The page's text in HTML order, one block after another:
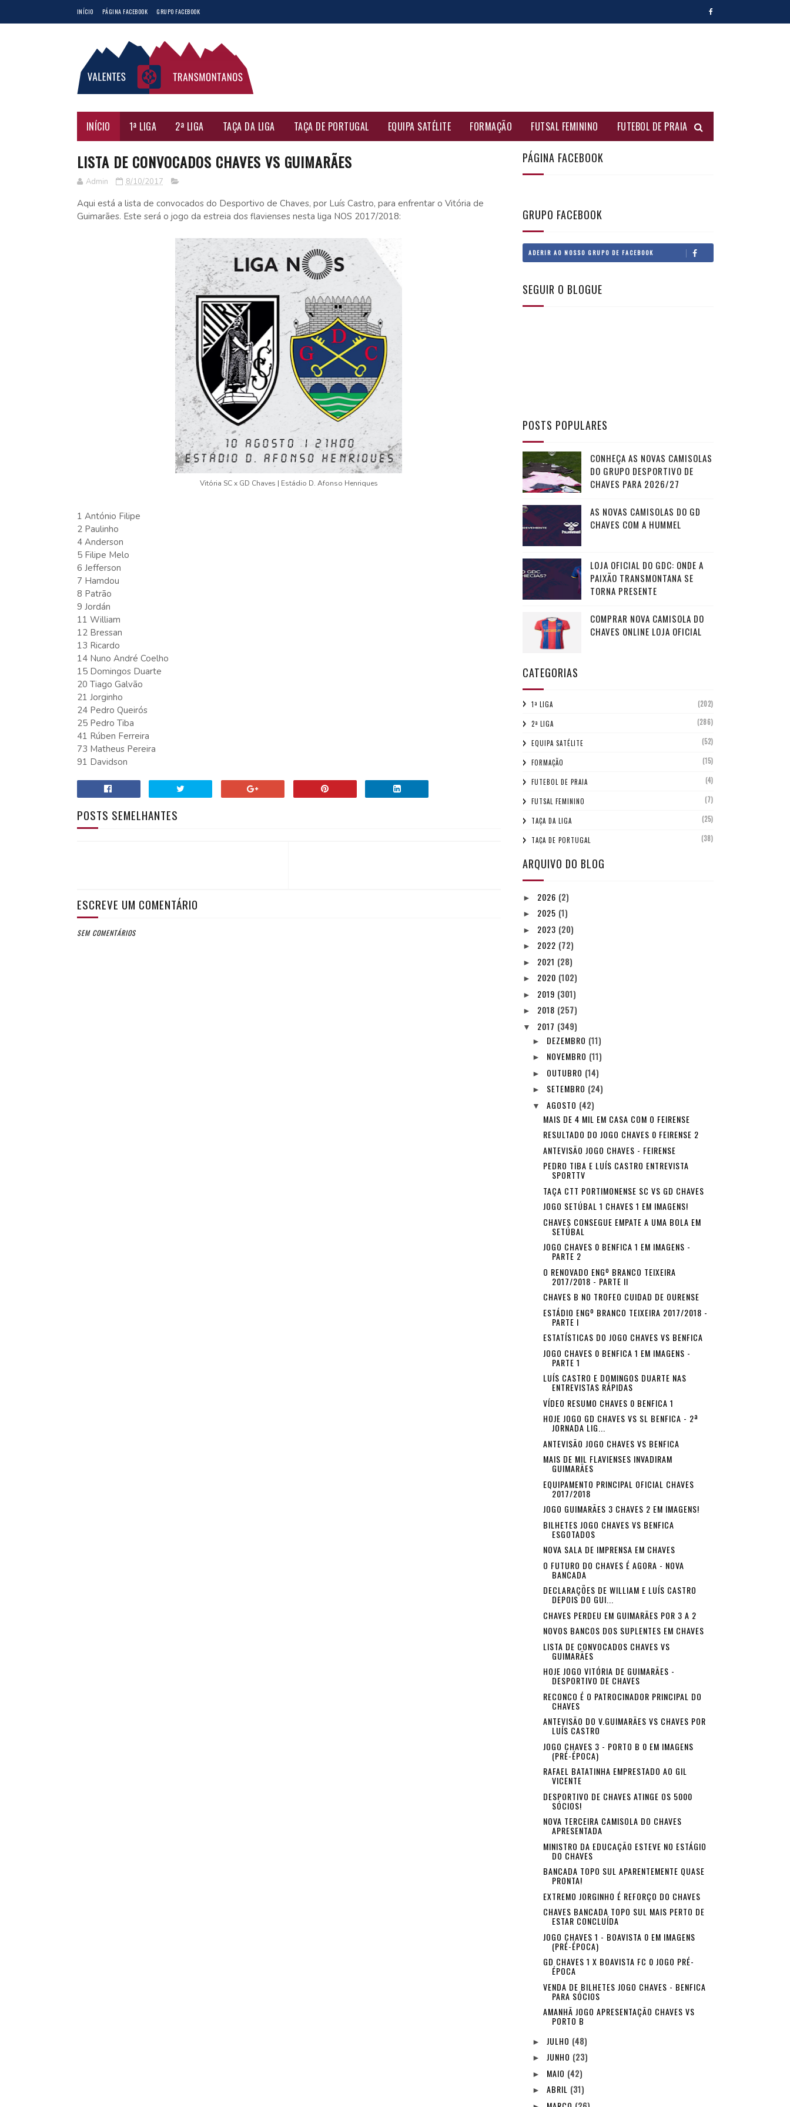
INÍCIO PÁGINA FACEBOOK GRUPO FACEBOOK
INÍCIO 1ª LIGA 2ª LIGA TAÇA DA LIGA TAÇA DE PORTUGAL EQUIPA SATÉLITE FORMAÇÃO FUTSAL FEMININO FUTEBOL DE PRAIA
LISTA DE CONVOCADOS CHAVES VS GUIMARÃES
Admin 8/10/2017
Aqui está a lista de convocados do Desportivo de Chaves, por Luís Castro, para enfrentar o Vitória de
Guimarães. Este será o jogo da estreia dos flavienses nesta liga NOS 2017/2018:
Vitória SC x GD Chaves | Estádio D. Afonso Henriques
1 António Filipe
2 Paulinho
4 Anderson
5 Filipe Melo
6 Jefferson
7 Hamdou
8 Patrão
9 Jordán
11 William
12 Bressan
13 Ricardo
14 Nuno André Coelho
15 Domingos Duarte
20 Tiago Galvão
21 Jorginho
24 Pedro Queirós
25 Pedro Tiba
41 Rúben Ferreira
73 Matheus Pereira
91 Davidson
POSTS SEMELHANTES
ESCREVE UM COMENTÁRIO
SEM COMENTÁRIOS
PÁGINA FACEBOOK
GRUPO FACEBOOK
ADERIR AO NOSSO GRUPO DE FACEBOOK
SEGUIR O BLOGUE
POSTS POPULARES
CONHEÇA AS NOVAS CAMISOLAS
DO GRUPO DESPORTIVO DE
CHAVES PARA 2026/27
AS NOVAS CAMISOLAS DO GD
CHAVES COM A HUMMEL
LOJA OFICIAL DO GDC: ONDE A
PAIXÃO TRANSMONTANA SE
TORNA PRESENTE
COMPRAR NOVA CAMISOLA DO
CHAVES ONLINE LOJA OFICIAL
CATEGORIAS
1ª LIGA (202)
2ª LIGA (286)
EQUIPA SATÉLITE (52)
FORMAÇÃO (15)
FUTEBOL DE PRAIA (4)
FUTSAL FEMININO (7)
TAÇA DA LIGA (25)
TAÇA DE PORTUGAL (38)
ARQUIVO DO BLOG
► 2026 (2)
► 2025 (1)
► 2023 (20)
► 2022 (72)
► 2021 (28)
► 2020 (102)
► 2019 (301)
► 2018 (257)
▼ 2017 (349)
► DEZEMBRO (11)
► NOVEMBRO (11)
► OUTUBRO (14)
► SETEMBRO (24)
▼AGOSTO (42)
MAIS DE 4 MIL EM CASA COM O FEIRENSE
RESULTADO DO JOGO CHAVES 0 FEIRENSE 2
ANTEVISÃO JOGO CHAVES - FEIRENSE
PEDRO TIBA E LUÍS CASTRO ENTREVISTA
SPORTTV
TAÇA CTT PORTIMONENSE SC VS GD CHAVES
JOGO SETÚBAL 1 CHAVES 1 EM IMAGENS!
CHAVES CONSEGUE EMPATE A UMA BOLA EM
SETÚBAL
JOGO CHAVES 0 BENFICA 1 EM IMAGENS -
PARTE 2
O RENOVADO ENGº BRANCO TEIXEIRA
2017/2018 - PARTE II
CHAVES B NO TROFEO CUIDAD DE OURENSE
ESTÁDIO ENGº BRANCO TEIXEIRA 2017/2018 -
PARTE I
ESTATÍSTICAS DO JOGO CHAVES VS BENFICA
JOGO CHAVES 0 BENFICA 1 EM IMAGENS -
PARTE 1
LUÍS CASTRO E DOMINGOS DUARTE NAS
ENTREVISTAS RÁPIDAS
VÍDEO RESUMO CHAVES 0 BENFICA 1
HOJE JOGO GD CHAVES VS SL BENFICA - 2ª
JORNADA LIG...
ANTEVISÃO JOGO CHAVES VS BENFICA
MAIS DE MIL FLAVIENSES INVADIRAM
GUIMARÃES
EQUIPAMENTO PRINCIPAL OFICIAL CHAVES
2017/2018
JOGO GUIMARÃES 3 CHAVES 2 EM IMAGENS!
BILHETES JOGO CHAVES VS BENFICA
ESGOTADOS
NOVA SALA DE IMPRENSA EM CHAVES
O FUTURO DO CHAVES É AGORA - NOVA
BANCADA
DECLARAÇÕES DE WILLIAM E LUÍS CASTRO
DEPOIS DO GUI...
CHAVES PERDEU EM GUIMARÃES POR 3 A 2
NOVOS BANCOS DOS SUPLENTES EM CHAVES
LISTA DE CONVOCADOS CHAVES VS
GUIMARÃES
HOJE JOGO VITÓRIA DE GUIMARÃES -
DESPORTIVO DE CHAVES
RECONCO É O PATROCINADOR PRINCIPAL DO
CHAVES
ANTEVISÃO DO V.GUIMARÃES VS CHAVES POR
LUÍS CASTRO
JOGO CHAVES 3 - PORTO B 0 EM IMAGENS
(PRÉ-ÉPOCA)
RAFAEL BATATINHA EMPRESTADO AO GIL
VICENTE
DESPORTIVO DE CHAVES ATINGE OS 5000
SÓCIOS!
NOVA TERCEIRA CAMISOLA DO CHAVES
APRESENTADA
MINISTRO DA EDUCAÇÃO ESTEVE NO ESTÁGIO
DO CHAVES
BANCADA TOPO SUL APARENTEMENTE QUASE
PRONTA!
EXTREMO JORGINHO É REFORÇO DO CHAVES
CHAVES BANCADA TOPO SUL MAIS PERTO DE
ESTAR CONCLUÍDA
JOGO CHAVES 1 - BOAVISTA 0 EM IMAGENS
(PRÉ-ÉPOCA)
GD CHAVES 1 X BOAVISTA FC 0 JOGO PRÉ-
ÉPOCA
VENDA DE BILHETES JOGO CHAVES - BENFICA
PARA SÓCIOS
AMANHÃ JOGO APRESENTAÇÃO CHAVES VS
PORTO B
► JULHO (48)
► JUNHO (23)
► MAIO (42)
►ABRIL (31)